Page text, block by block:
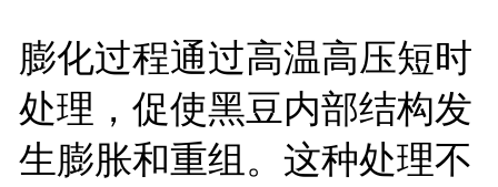
膨化过程通过高温高压短时
处理，促使黑豆内部结构发
生膨胀和重组。这种处理不